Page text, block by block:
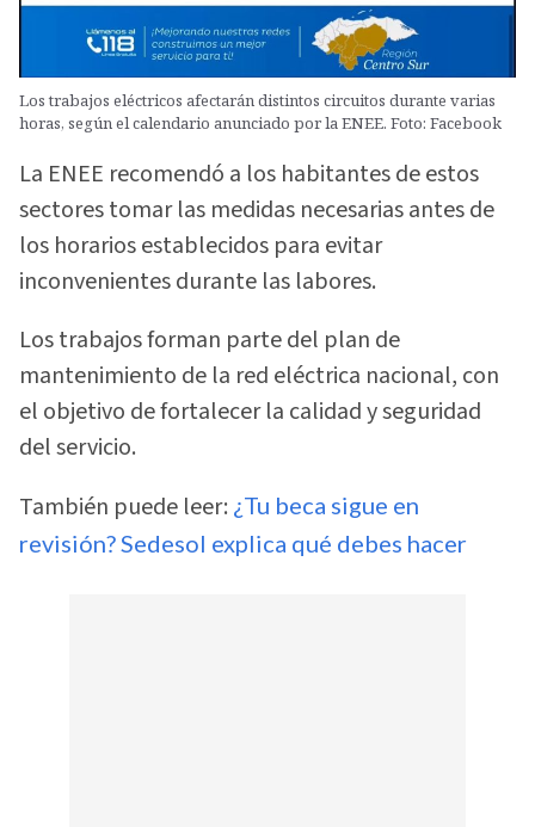
Los trabajos eléctricos afectarán distintos circuitos durante varias
horas, según el calendario anunciado por la ENEE. Foto: Facebook
La ENEE recomendó a los habitantes de estos
sectores tomar las medidas necesarias antes de
los horarios establecidos para evitar
inconvenientes durante las labores.
Los trabajos forman parte del plan de
mantenimiento de la red eléctrica nacional, con
el objetivo de fortalecer la calidad y seguridad
del servicio.
También puede leer: ¿Tu beca sigue en
revisión? Sedesol explica qué debes hacer